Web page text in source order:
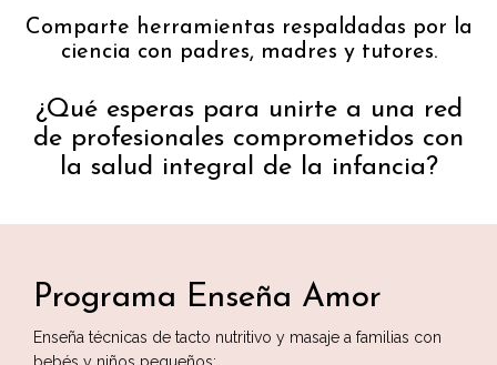
Comparte herramientas respaldadas por la
ciencia con padres, madres y tutores.
¿Qué esperas para unirte a una red
de profesionales comprometidos con
la salud integral de la infancia?
Programa Enseña Amor
Enseña técnicas de tacto nutritivo y masaje a familias con